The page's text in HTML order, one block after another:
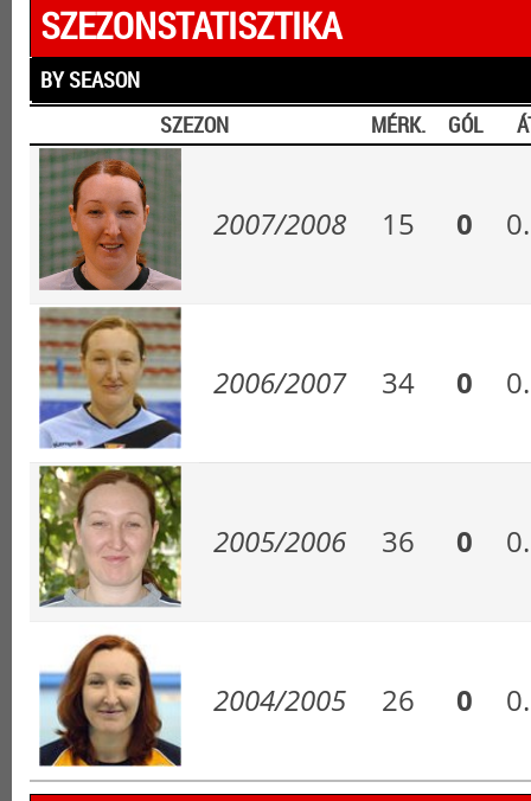
SZEZONSTATISZTIKA
BY SEASON
SZEZON
MÉRK. GÓL
2007/2008 15 0
2006/2007 34 0
2005/2006 36 0
2004/2005 26 0